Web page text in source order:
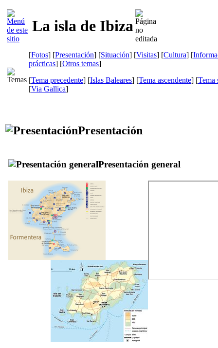
La isla de Ibiza
[Fotos] [Presentación] [Situación] [Visitas] [Cultura] [
prácticas] [Otros temas]
[Tema precedente] [Islas Baleares] [Tema ascendente] [Tema
[Via Gallica]
Presentación
Presentación general